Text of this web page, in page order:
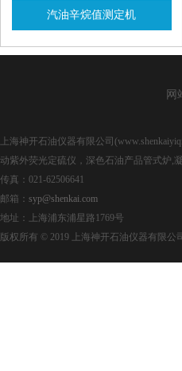
汽油辛烷值测定机
查看详情
网
上海神开石油仪器有限公司
动紫外荧光定硫仪，深色石油产品管式炉,
传真：021-62506641
邮箱： syp@shenkai.com
地址：上海浦东浦星路1769号
版权所有 © 2019 上海神开石油仪器有限公